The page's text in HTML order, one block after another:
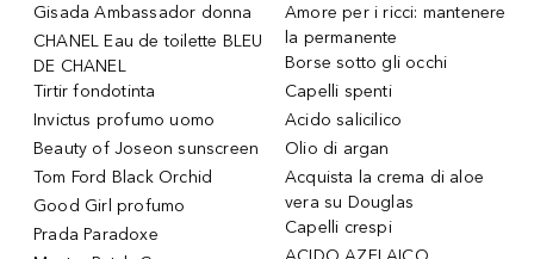
Gisada Ambassador donna
CHANEL Eau de toilette BLEU
DE CHANEL
Tirtir fondotinta
Invictus profumo uomo
Beauty of Joseon sunscreen
Tom Ford Black Orchid
Good Girl profumo
Prada Paradoxe
Amore per i ricci: mantenere
la permanente
Borse sotto gli occhi
Capelli spenti
Acido salicilico
Olio di argan
Acquista la crema di aloe
vera su Douglas
Capelli crespi